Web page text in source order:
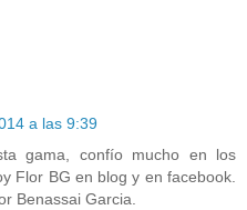
a las 9:39
gama, confío mucho en los
Flor BG en blog y en facebook.
Benassai Garcia.